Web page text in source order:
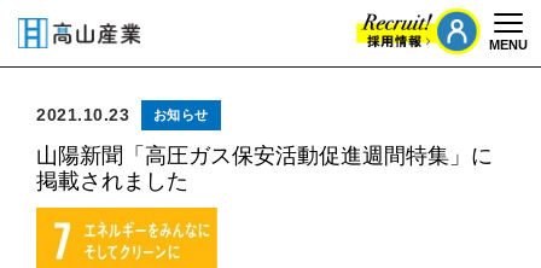
MENU
2021.10.23 お知らせ
山陽新聞「高圧ガス保安活動促進週間特集」に
掲載されました